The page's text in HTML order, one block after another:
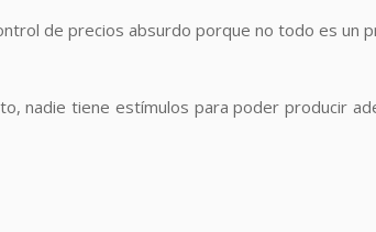
de precios absurdo porque no todo es un
nadie tiene estímulos para poder producir